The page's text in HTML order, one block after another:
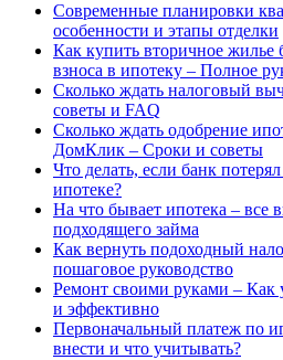
Современные планировки
особенности и этапы отделки
Как купить вторичное жилье
взноса в ипотеку – Полное
Сколько ждать налоговый
советы и FAQ
Сколько ждать одобрение
ДомКлик – Сроки и советы
Что делать, если банк
ипотеке?
На что бывает ипотека – все
подходящего займа
Как вернуть подоходный
пошаговое руководство
Ремонт своими руками – Как
и эффективно
Первоначальный платеж по
внести и что учитывать?